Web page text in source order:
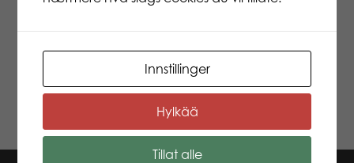
Finland The Ski-Boy
Innstillinger
Hylkää
Tillat alle